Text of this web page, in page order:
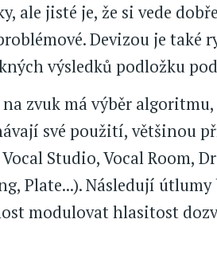
ale jisté je, že si vede
Devizou je také
výsledků podložku
zvuk má výběr
své použití, většinou
Studio, Vocal Room,
Plate...). Následují
modulovat hlasitost